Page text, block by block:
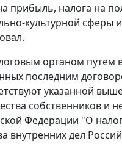
прибыль, налога на
культурной сферы
органом путем
последним
указанной
собственников и
Федерации "О
внутренних дел